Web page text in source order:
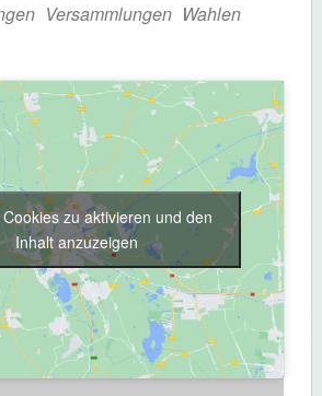
Versammlungen Wahlen
zu aktivieren und den
Inhalt anzuzeigen